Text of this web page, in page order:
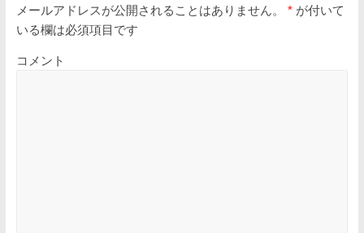
メールアドレスが公開されることはありません。 *が付いて
いる欄は必須項目です
コメント